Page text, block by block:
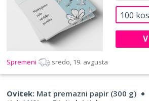
100 kos
Spremeni sredo, 19. avgusta
Ovitek: Mat premazni papir (300 g)